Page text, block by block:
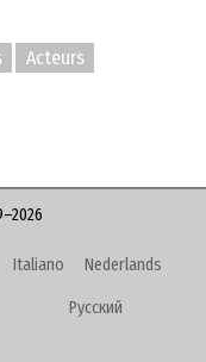
Acteurs
Italiano Nederlands
Русский